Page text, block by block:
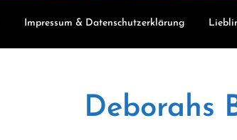
Impressum & Datenschutzerklärung
Deborahs